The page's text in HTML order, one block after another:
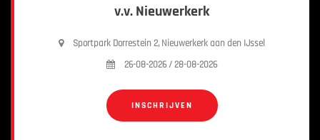
v.v. Nieuwerkerk
Sportpark Dorrestein 2, Nieuwerkerk aan den IJssel
26-08-2026 / 28-08-2026
INSCHRIJVEN